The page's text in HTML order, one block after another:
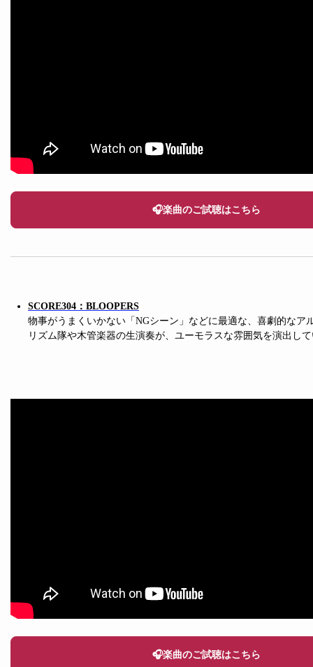
🎧楽曲のご試聴はこちら
SCORE304：BLOOPERS
物事がうまくいかない「NGシーン」などに最適な、喜劇的なア
リズム隊や木管楽器の生演奏が、ユーモラスな雰囲気を演出し
🎧楽曲のご試聴はこちら